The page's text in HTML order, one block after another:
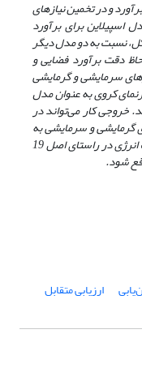
و در تخمین نیازهای
برای برآورد
کل، نسبت به دو مدل دیگر
دقت برآورد فضایی و
سرمایشی و گرمایشی
کروی به عنوان مدل
خروجی کار می‌تواند در
گرمایشی و سرمایشی به
عنوان شاخص اقلیمی معرف پتانسیل مصرف انرژی در راستای اصل 19
شود.
ارزیابی متقابل